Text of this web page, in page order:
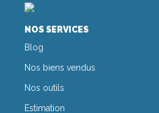
NOS SERVICES
Blog
Nos biens vendus
Nos outils
Estimation